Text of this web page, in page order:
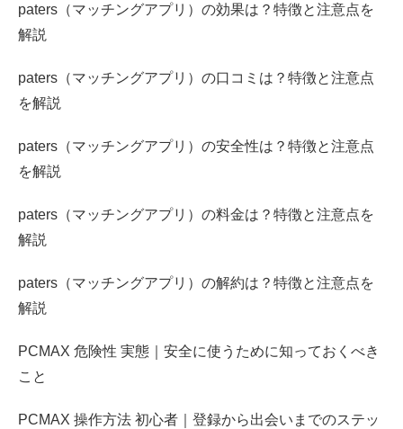
paters（マッチングアプリ）の効果は？特徴と注意点を
解説
paters（マッチングアプリ）の口コミは？特徴と注意点
を解説
paters（マッチングアプリ）の安全性は？特徴と注意点
を解説
paters（マッチングアプリ）の料金は？特徴と注意点を
解説
paters（マッチングアプリ）の解約は？特徴と注意点を
解説
PCMAX 危険性 実態｜安全に使うために知っておくべき
こと
PCMAX 操作方法 初心者｜登録から出会いまでのステッ